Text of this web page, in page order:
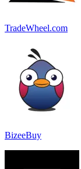
TradeWheel.com
BizeeBuy